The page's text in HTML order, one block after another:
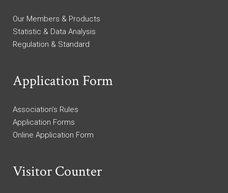
Our Members & Products
Statistic & Data Analysis
Regulation & Standard
Application Form
Association’s Rules
Application Forms
Online Application Form
Visitor Counter